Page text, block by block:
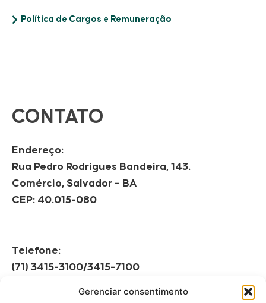
Gerenciar consentimento
Política de Cargos e Remuneração
CONTATO
Endereço:
Rua Pedro Rodrigues Bandeira, 143.
Comércio, Salvador – BA
CEP: 40.015-080
Telefone:
(71) 3415-3100/3415-7100
Horário de Funcionamento: